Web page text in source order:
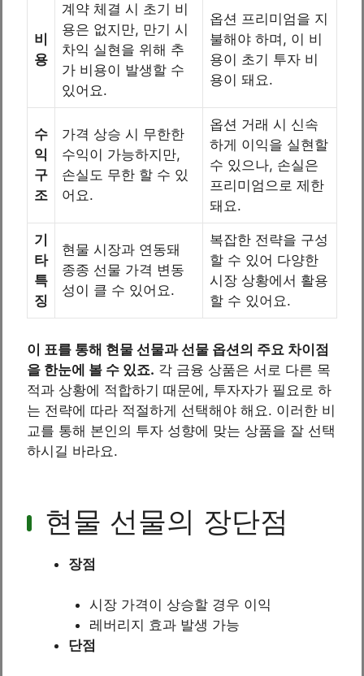
비
용
계약 체결 시 초기 비
용은 없지만, 만기 시
차익 실현을 위해 추
가 비용이 발생할 수
있어요.
옵션 프리미엄을 지
불해야 하며, 이 비
용이 초기 투자 비
용이 돼요.
수
익
구
조
가격 상승 시 무한한
수익이 가능하지만,
손실도 무한 할 수 있
어요.
옵션 거래 시 신속
하게 이익을 실현할
수 있으나, 손실은
프리미엄으로 제한
돼요.
기
타
특
징
현물 시장과 연동돼
종종 선물 가격 변동
성이 클 수 있어요.
복잡한 전략을 구성
할 수 있어 다양한
시장 상황에서 활용
할 수 있어요.
이 표를 통해 현물 선물과 선물 옵션의 주요 차이점
을 한눈에 볼 수 있죠. 각 금융 상품은 서로 다른 목
적과 상황에 적합하기 때문에, 투자자가 필요로 하
는 전략에 따라 적절하게 선택해야 해요. 이러한 비
교를 통해 본인의 투자 성향에 맞는 상품을 잘 선택
하시길 바라요.
현물 선물의 장단점
장점
시장 가격이 상승할 경우 이익
레버리지 효과 발생 가능
단점